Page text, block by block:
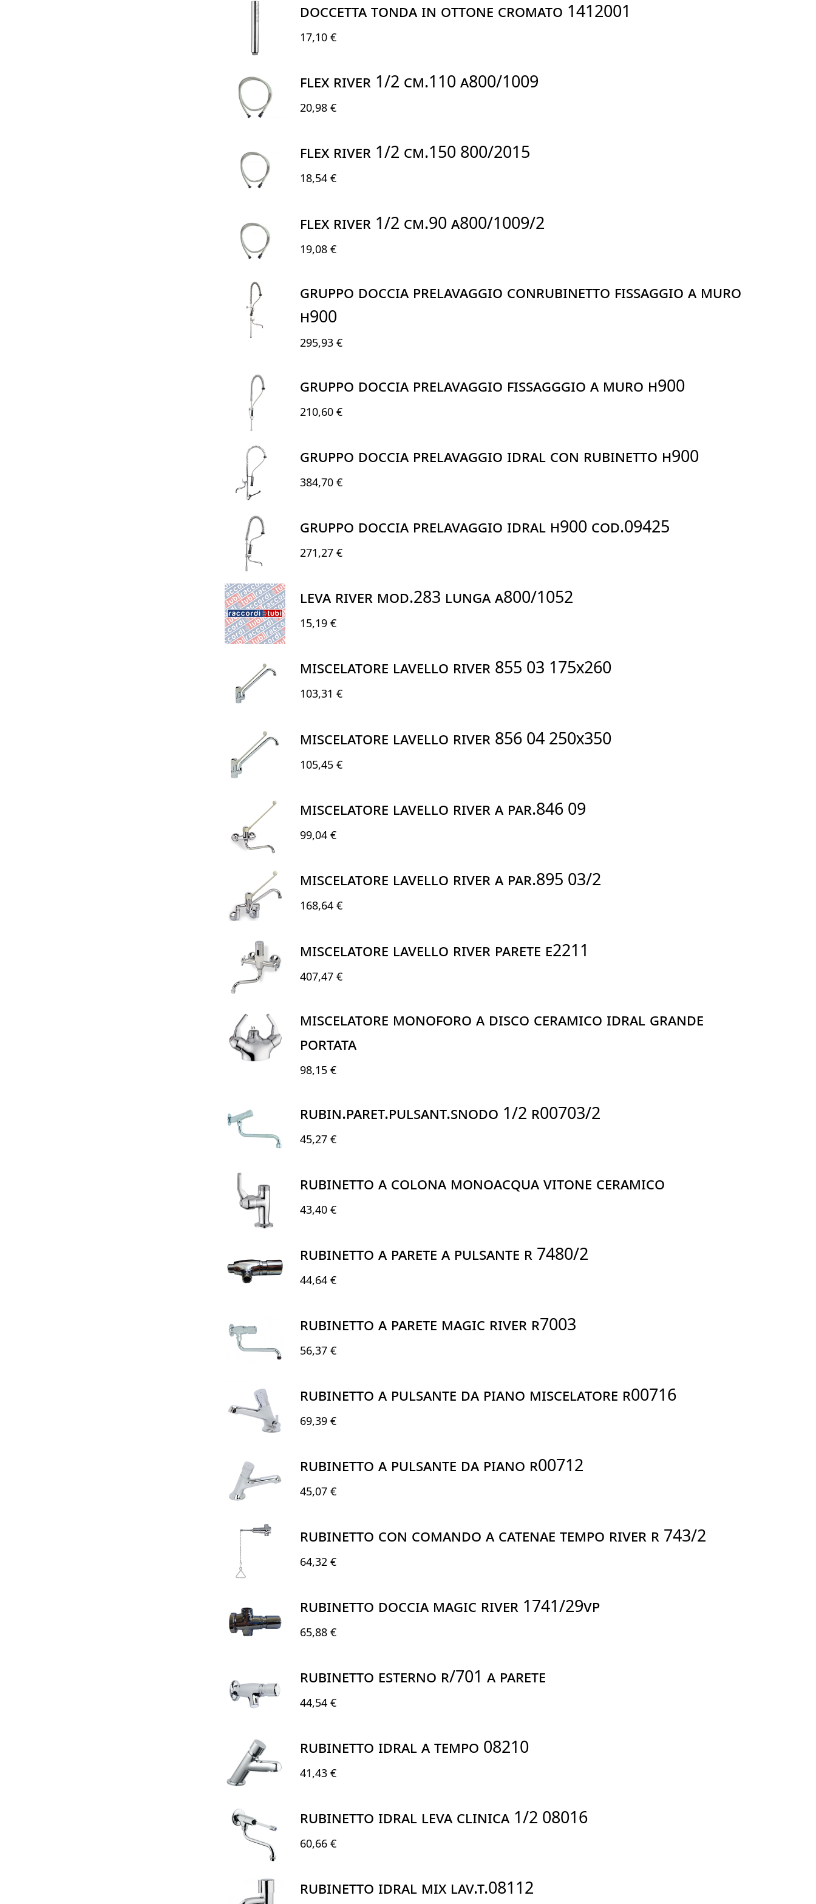
DOCCETTA TONDA IN OTTONE CROMATO 1412001
17,10 €
FLEX RIVER 1/2 CM.110 A800/1009
20,98 €
FLEX RIVER 1/2 CM.150 800/2015
18,54 €
FLEX RIVER 1/2 CM.90 A800/1009/2
19,08 €
GRUPPO DOCCIA PRELAVAGGIO CONRUBINETTO FISSAGGIO A MURO
H900
295,93 €
GRUPPO DOCCIA PRELAVAGGIO FISSAGGGIO A MURO H900
210,60 €
GRUPPO DOCCIA PRELAVAGGIO IDRAL CON RUBINETTO H900
384,70 €
GRUPPO DOCCIA PRELAVAGGIO IDRAL H900 COD.09425
271,27 €
LEVA RIVER MOD.283 LUNGA A800/1052
15,19 €
MISCELATORE LAVELLO RIVER 855 03 175X260
103,31 €
MISCELATORE LAVELLO RIVER 856 04 250X350
105,45 €
MISCELATORE LAVELLO RIVER A PAR.846 09
99,04 €
MISCELATORE LAVELLO RIVER A PAR.895 03/2
168,64 €
MISCELATORE LAVELLO RIVER PARETE E2211
407,47 €
MISCELATORE MONOFORO A DISCO CERAMICO IDRAL Grande
Portata
98,15 €
RUBIN.PARET.PULSANT.SNODO 1/2 R00703/2
45,27 €
RUBINETTO A COLONA MONOACQUA VITONE CERAMICO
43,40 €
RUBINETTO A PARETE A PULSANTE R 7480/2
44,64 €
RUBINETTO A PARETE MAGIC RIVER R7003
56,37 €
RUBINETTO A PULSANTE DA PIANO MISCELATORE R00716
69,39 €
RUBINETTO A PULSANTE DA PIANO R00712
45,07 €
RUBINETTO CON COMANDO A CATENAE TEMPO RIVER R 743/2
64,32 €
RUBINETTO DOCCIA MAGIC RIVER 1741/29VP
65,88 €
RUBINETTO ESTERNO R/701 A PARETE
44,54 €
RUBINETTO IDRAL A TEMPO 08210
41,43 €
RUBINETTO IDRAL LEVA CLINICA 1/2 08016
60,66 €
RUBINETTO IDRAL MIX LAV.T.08112